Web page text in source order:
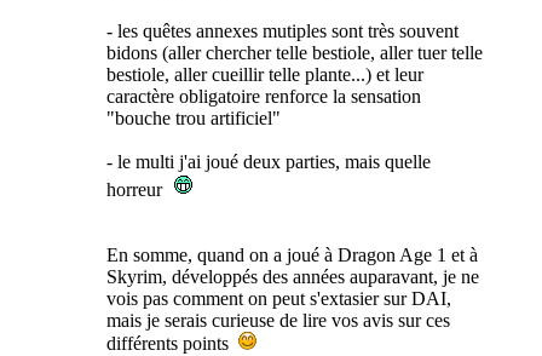
- les quêtes annexes mutiples sont très souvent
bidons (aller chercher telle bestiole, aller tuer telle
bestiole, aller cueillir telle plante...) et leur
caractère obligatoire renforce la sensation
"bouche trou artificiel"
- le multi j'ai joué deux parties, mais quelle
horreur
En somme, quand on a joué à Dragon Age 1 et à
Skyrim, développés des années auparavant, je ne
vois pas comment on peut s'extasier sur DAI,
mais je serais curieuse de lire vos avis sur ces
différents points